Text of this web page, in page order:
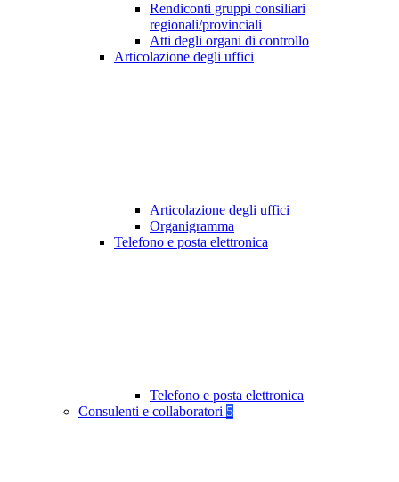
Rendiconti gruppi consiliari
regionali/provinciali
Atti degli organi di controllo
Articolazione degli uffici
Articolazione degli uffici
Organigramma
Telefono e posta elettronica
Telefono e posta elettronica
Consulenti e collaboratori 5